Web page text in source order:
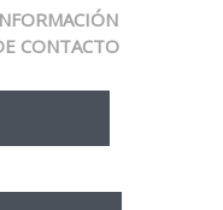
CONTACTO